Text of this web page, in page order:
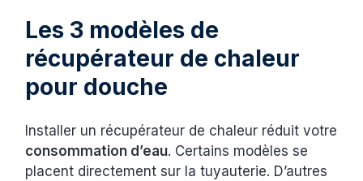
Les 3 modèles de
récupérateur de chaleur
pour douche
Installer un récupérateur de chaleur réduit votre
consommation d’eau. Certains modèles se
placent directement sur la tuyauterie. D’autres